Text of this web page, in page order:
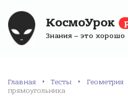
КосмоУрок
Знания – это хорошо
Главная Тесты Геометрия
прямоугольника